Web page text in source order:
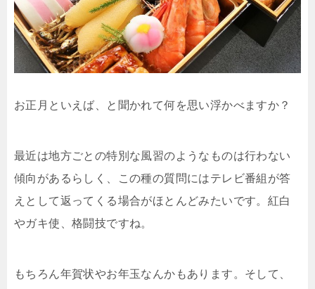
お正月といえば、と聞かれて何を思い浮かべますか？
最近は地方ごとの特別な風習のようなものは行わない
傾向があるらしく、この種の質問にはテレビ番組が答
えとして返ってくる場合がほとんどみたいです。紅白
やガキ使、格闘技ですね。
もちろん年賀状やお年玉なんかもあります。そして、